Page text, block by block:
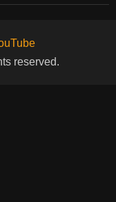
reserved.